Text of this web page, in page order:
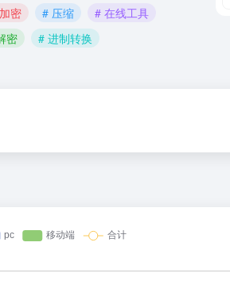
密 # 压缩
# 在线工具
密 # 进制转换